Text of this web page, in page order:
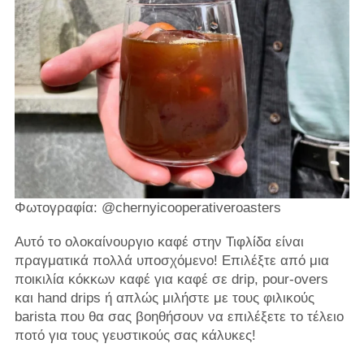
Φωτογραφία: @chernyicooperativeroasters
Αυτό το ολοκαίνουργιο καφέ στην Τιφλίδα είναι
πραγματικά πολλά υποσχόμενο! Επιλέξτε από μια
ποικιλία κόκκων καφέ για καφέ σε drip, pour-overs
και hand drips ή απλώς μιλήστε με τους φιλικούς
barista που θα σας βοηθήσουν να επιλέξετε το τέλειο
ποτό για τους γευστικούς σας κάλυκες!